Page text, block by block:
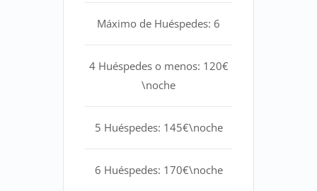
Máximo de Huéspedes: 6
4 Huéspedes o menos: 120€
\noche
5 Huéspedes: 145€\noche
6 Huéspedes: 170€\noche